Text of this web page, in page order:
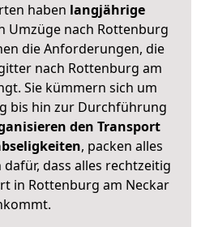
haben langjährige
Umzüge nach Rottenburg
die Anforderungen, die
nach Rottenburg am
Sie kümmern sich um
bis hin zur Durchführung
den Transport
, packen alles
dass alles rechtzeitig
in Rottenburg am Neckar